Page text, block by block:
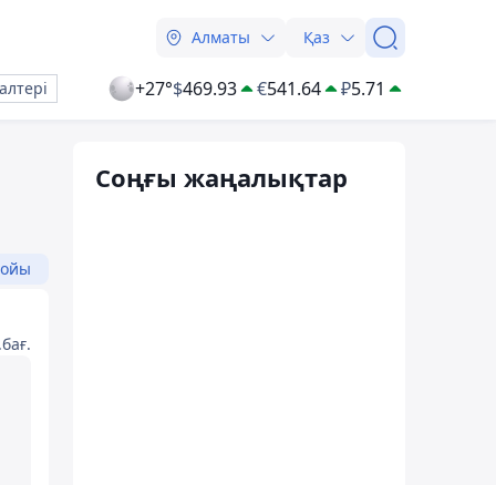
Алматы Қаз
+27°$469.93 €541.64 ₽5.71
Соңғы жаңалықтар